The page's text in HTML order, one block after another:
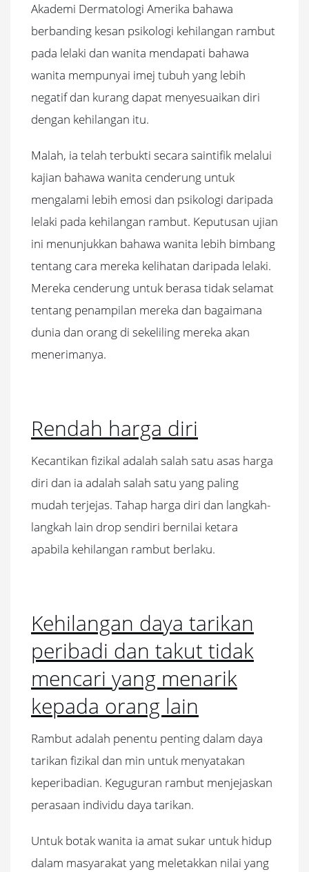
Akademi Dermatologi Amerika bahawa
berbanding kesan psikologi kehilangan rambut
pada lelaki dan wanita mendapati bahawa
wanita mempunyai imej tubuh yang lebih
negatif dan kurang dapat menyesuaikan diri
dengan kehilangan itu.
Malah, ia telah terbukti secara saintifik melalui
kajian bahawa wanita cenderung untuk
mengalami lebih emosi dan psikologi daripada
lelaki pada kehilangan rambut. Keputusan ujian
ini menunjukkan bahawa wanita lebih bimbang
tentang cara mereka kelihatan daripada lelaki.
Mereka cenderung untuk berasa tidak selamat
tentang penampilan mereka dan bagaimana
dunia dan orang di sekeliling mereka akan
menerimanya.
Rendah harga diri
Kecantikan fizikal adalah salah satu asas harga
diri dan ia adalah salah satu yang paling
mudah terjejas. Tahap harga diri dan langkah-
langkah lain drop sendiri bernilai ketara
apabila kehilangan rambut berlaku.
Kehilangan daya tarikan
peribadi dan takut tidak
mencari yang menarik
kepada orang lain
Rambut adalah penentu penting dalam daya
tarikan fizikal dan min untuk menyatakan
keperibadian. Keguguran rambut menjejaskan
perasaan individu daya tarikan.
Untuk botak wanita ia amat sukar untuk hidup
dalam masyarakat yang meletakkan nilai yang